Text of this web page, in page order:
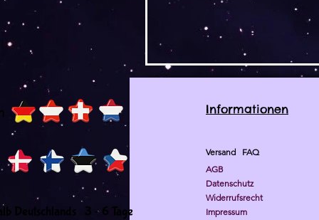
Deutschlands 3 - 6 Tage
Informationen
Versand FAQ
AGB
Datenschutz
Widerrufsrecht
Impressum